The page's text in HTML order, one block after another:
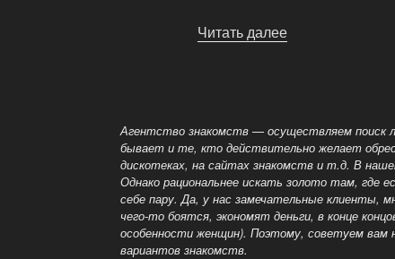
Читать далее
Агентство знакомств — осуществляем поиск
бывает и те, кто действительно желает
дискотеках, на сайтах знакомств и т.д. В
Однако рациональнее искать золото там, где
себепару. Да, у нас замечательные клиенты,
чего-то боятся, экономят деньги, в конце
особенности женщин). Поэтому, советуем
вариантов знакомств.